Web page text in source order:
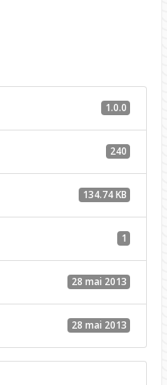
1.0.0
240
134.74 KB
1
28 mai 2013
28 mai 2013